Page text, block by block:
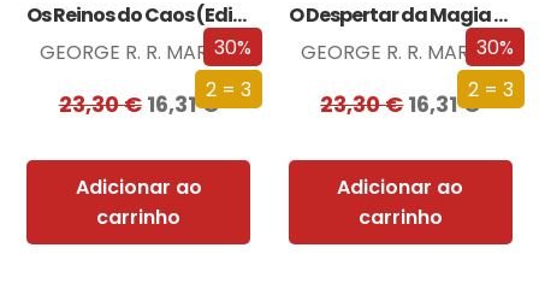
30%
2 = 3
Os Reinos do Caos (Edição especial limitada)
GEORGE R. R. MARTIN
23,30€ 16,31€
Adicionar ao
carrinho
30%
2 = 3
O Despertar da Magia (Edição especial limitada)
GEORGE R. R. MARTIN
23,30€16,31€
Adicionar ao
carrinho